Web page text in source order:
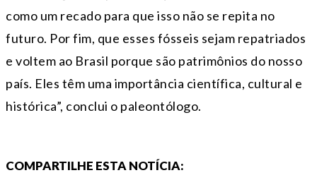
como um recado para que isso não se repita no
futuro. Por fim, que esses fósseis sejam repatriados
e voltem ao Brasil porque são patrimônios do nosso
país. Eles têm uma importância científica, cultural e
histórica”, conclui o paleontólogo.
COMPARTILHE ESTA NOTÍCIA: